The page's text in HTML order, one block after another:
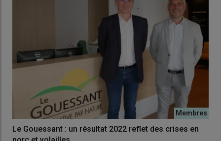
Le Gouessant : un résultat 2022 reflet des crises en